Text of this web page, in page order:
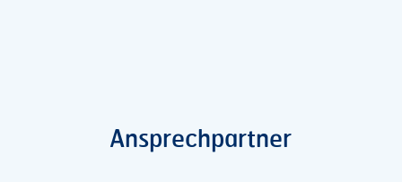
Ansprechpartner